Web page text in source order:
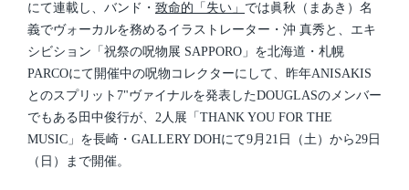
nにて連載し、バンド・ 致命的「失い」 では眞秋（まあき）名
義でヴォーカルを務めるイラストレーター・沖 真秀と、エキ
シビション「祝祭の呪物展 SAPPORO」を北海道・札幌
PARCOにて開催中の呪物コレクターにして、昨年ANISAKIS
とのスプリット7"ヴァイナルを発表したDOUGLASのメンバー
でもある田中俊行が、2人展「THANK YOU FOR THE
MUSIC」を長崎・GALLERY DOHにて9月21日（土）から29日
（日）まで開催。